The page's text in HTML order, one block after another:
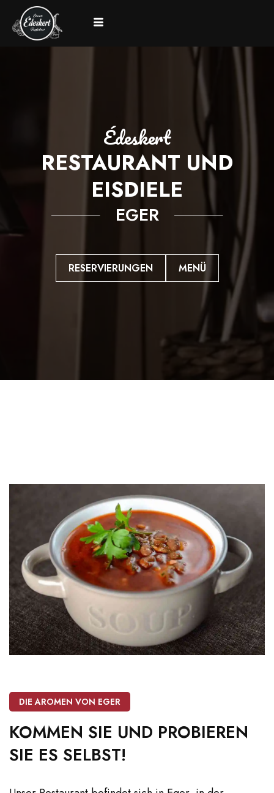
édeskert
RESTAURANT UND
EISDIELE
EGER
RESERVIERUNGEN MENÜ
DIE AROMEN VON EGER
KOMMEN SIE UND PROBIEREN
SIE ES SELBST!